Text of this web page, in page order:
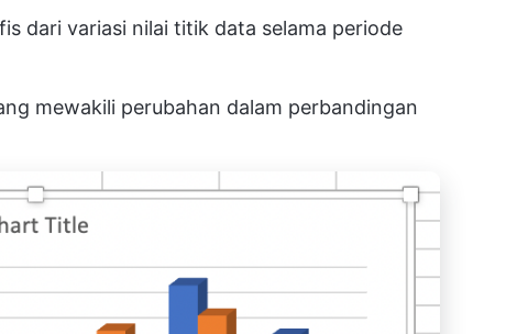
dari variasi nilai titik data selama periode
mewakili perubahan dalam perbandingan